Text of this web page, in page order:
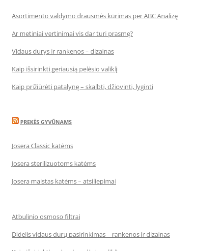
Asortimento valdymo drausmės kūrimas per ABC Analizę
Ar metiniai vertinimai vis dar turi prasmę?
Vidaus durys ir rankenos – dizainas
Kaip išsirinkti geriausią pelėsio valiklį
Kaip prižiūrėti patalynę – skalbti, džiovinti, lyginti
PREKĖS GYVŪNAMS
Josera Classic katėms
Josera sterilizuotoms katėms
Josera maistas katėms – atsiliepimai
Atbulinio osmoso filtrai
Didelis vidaus durų pasirinkimas – rankenos ir dizainas